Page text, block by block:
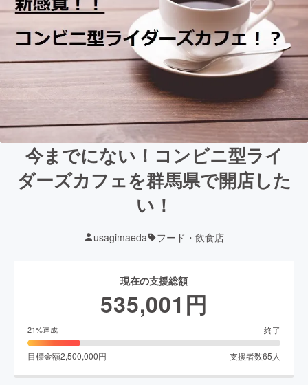
今までにない！コンビニ型ライ
ダーズカフェを群馬県で開店した
い！
usagimaeda フード・飲食店
現在の支援総額
535,001 円
21%達成 終了
目標金額2,500,000円 支援者数65 人